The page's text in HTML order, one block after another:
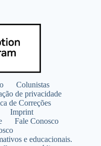
Colunistas
de privacidade
de Correções
Imprint
Fale Conosco
e educacionais.